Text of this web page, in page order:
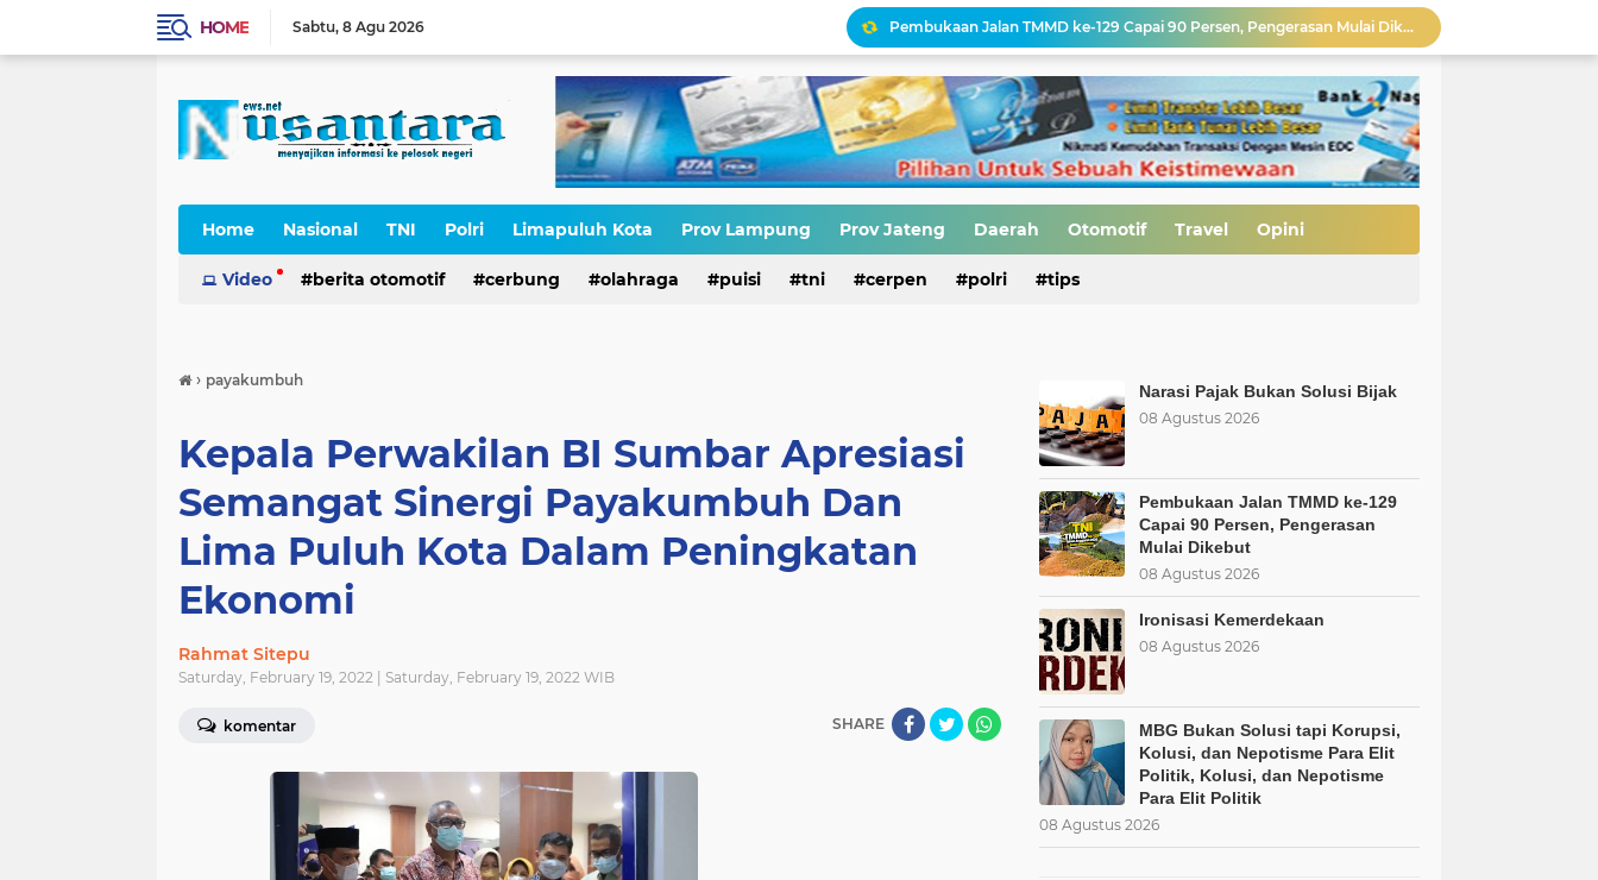
HOME Sabtu 8 Agu 2026
Ironisasi Kemerdekaan
MBG Bukan Solusi tapi Korupsi, Kolusi, dan Nepotisme Para Elit Politik, Kolusi, dan Nepotisme Para Elit Politik
HIV di Kalangan Pelajar, Saatnya Evaluasi Arah Kebijakan
Erik Abdullah: "Sejak Awal Kasus Dinilai Janggal"
Pengerasan Jalan TMMD ke-129 Kodim 0306/50 Kota, Menguatkan Akses Menuju Kemajuan Nagari
Edukasi Keselamatan Berkedara, Ditlantas Polda Sumbar Gelar "Police Goes To Campus" di UNP
Palestina Terbelah, Umat Islam Harus Berbuat Apa?
Narasi Pajak Bukan Solusi Bijak
Home Nasional TNI Polri Limapuluh Kota Prov Lampung Prov Jateng Daerah Otomotif Travel Opini
Cerpen
Video berita otomotif cerbung olahraga puisi tni cerpen polri tips
› payakumbuh
Kepala Perwakilan BI Sumbar Apresiasi
Semangat Sinergi Payakumbuh Dan
Lima Puluh Kota Dalam Peningkatan
Ekonomi
Rahmat Sitepu
Saturday, February 19, 2022 | Saturday, February 19, 2022 WIB
komentar SHARE
Narasi Pajak Bukan Solusi Bijak
08 Agustus 2026
Pembukaan Jalan TMMD ke-129
Capai 90 Persen, Pengerasan
Mulai Dikebut
08 Agustus 2026
Ironisasi Kemerdekaan
08 Agustus 2026
MBG Bukan Solusi tapi Korupsi,
Kolusi, dan Nepotisme Para Elit
Politik, Kolusi, dan Nepotisme
Para Elit Politik
08 Agustus 2026